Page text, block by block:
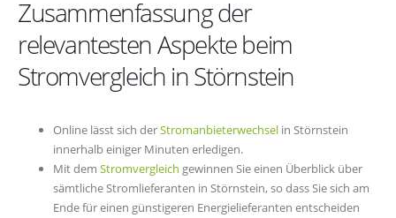
Zusammenfassung der
relevantesten Aspekte beim
Stromvergleich in Störnstein
Online lässt sich derStromanbieterwechsel in Störnstein
innerhalb einiger Minuten erledigen.
Mit dem Stromvergleich gewinnen Sie einen Überblick über
sämtliche Stromlieferanten in Störnstein, so dass Sie sich am
Ende für einen günstigeren Energielieferanten entscheiden